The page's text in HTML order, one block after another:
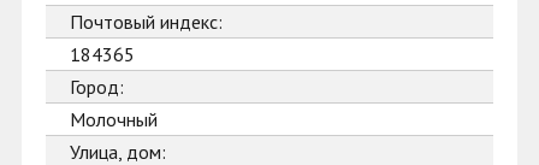
Почтовый индекс:
184365
Город:
Молочный
Улица, дом: